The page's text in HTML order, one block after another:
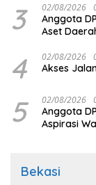
3 02/08/2026
Anggota
Aset
4 02/08/2026
Akses
5 02/08/2026
Anggota
Aspirasi
Bekasi